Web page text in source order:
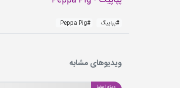
#پپاپیگ #
Peppa Pig
ویدیوهای مشابه